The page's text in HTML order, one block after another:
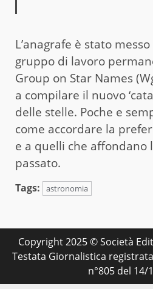
L’anagrafe è stato
gruppo di lavoro
Group on Star Names
a compilare il nuovo
delle stelle. Poche e
come accordare la
e a quelli che affondano
passato.
Tags: astronomia
Copyright 2025 © Società
Testata Giornalistica
n°805 del 14/